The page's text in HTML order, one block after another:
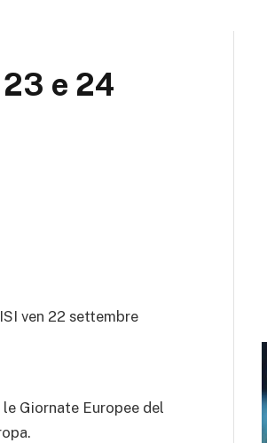
e 24
ven 22 settembre
Giornate Europee del